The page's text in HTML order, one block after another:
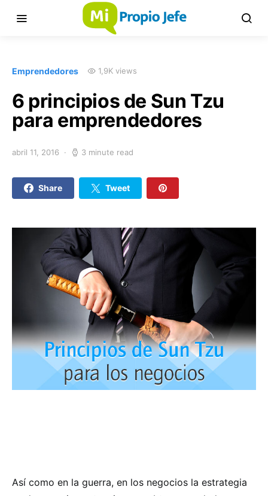
Emprendedores 1,9K views
6 principios de Sun Tzu
para emprendedores
abril 11, 2016 3 minute read
Share Tweet
Así como en la guerra, en los negocios la estrategia